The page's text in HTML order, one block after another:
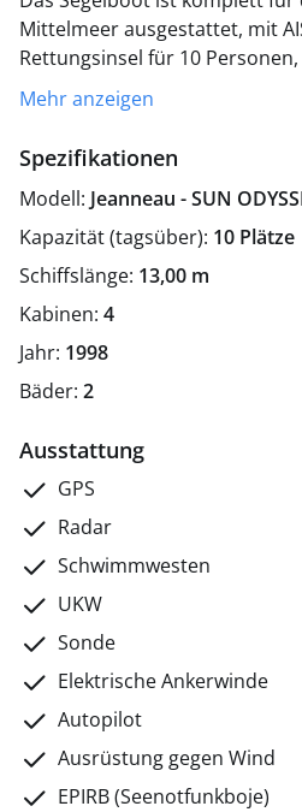
Mittelmeer ausgestattet, mit
Rettungsinsel für 10
Zugelassen für die Navigation
der Küste entfernt. Segelboot
neuen Seilen und Segeln.
besteht aus vier
Badezimmern.
Mehr anzeigen
Spezifikationen
Modell: Jeanneau - SUN
Kapazität (tagsüber): 10 Plätze
Schiffslänge: 13,00 m
Kabinen: 4
Jahr: 1998
Bäder: 2
Ausstattung
GPS
Radar
Schwimmwesten
UKW
Sonde
Elektrische Ankerwinde
Autopilot
Ausrüstung gegen Wind
EPIRB (Seenotfunkboje)